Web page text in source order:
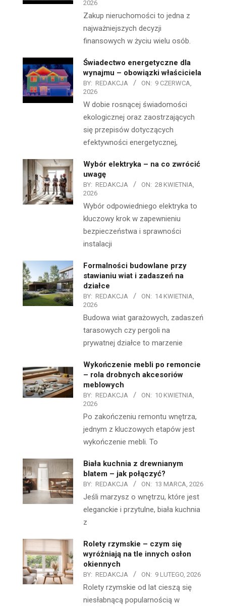
2026
Zakup nieruchomości to jedna z
najważniejszych decyzji
finansowych w życiu wielu osób.
Świadectwo energetyczne dla
wynajmu – obowiązki właściciela
BY: REDAKCJA ON: 9 CZERWCA,
2026
W dobie rosnącej świadomości
ekologicznej oraz zaostrzających
się przepisów dotyczących
efektywności energetycznej,
Wybór elektryka – na co zwrócić
uwagę
BY: REDAKCJA ON: 28 KWIETNIA,
2026
Wybór odpowiedniego elektryka to
kluczowy krok w zapewnieniu
bezpieczeństwa i sprawności
instalacji
Formalności budowlane przy
stawianiu wiat i zadaszeń na
działce
BY: REDAKCJA ON: 14 KWIETNIA,
2026
Budowa wiat garażowych, zadaszeń
tarasowych czy pergoli na
prywatnej działce to marzenie
Wykończenie mebli po remoncie
– rola drobnych akcesoriów
meblowych
BY: REDAKCJA ON: 10 KWIETNIA,
2026
Po zakończeniu remontu wnętrza,
jednym z kluczowych etapów jest
wykończenie mebli. To
Biała kuchnia z drewnianym
blatem – jak połączyć?
BY: REDAKCJA ON: 13 MARCA, 2026
Jeśli marzysz o wnętrzu, które jest
eleganckie i przytulne, biała kuchnia
z
Rolety rzymskie – czym się
wyróżniają na tle innych osłon
okiennych
BY: REDAKCJA ON: 9 LUTEGO, 2026
Rolety rzymskie od lat cieszą się
niesłabnącą popularnością w